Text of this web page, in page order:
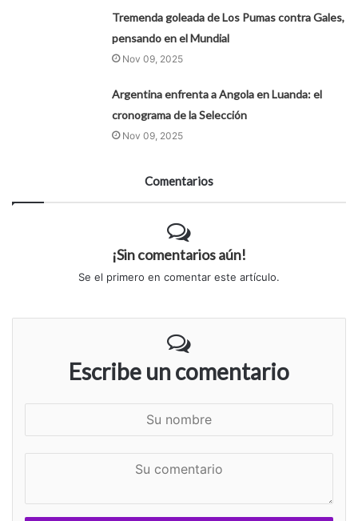
Tremenda goleada de Los Pumas contra Gales,
pensando en el Mundial
Nov 09, 2025
Argentina enfrenta a Angola en Luanda: el
cronograma de la Selección
Nov 09, 2025
Comentarios
¡Sin comentarios aún!
Se el primero en comentar este artículo.
Escribe un comentario